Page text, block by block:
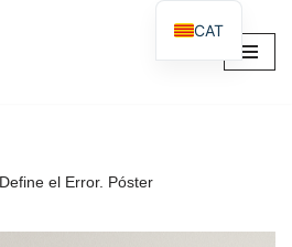
el Error. Póster
CAT